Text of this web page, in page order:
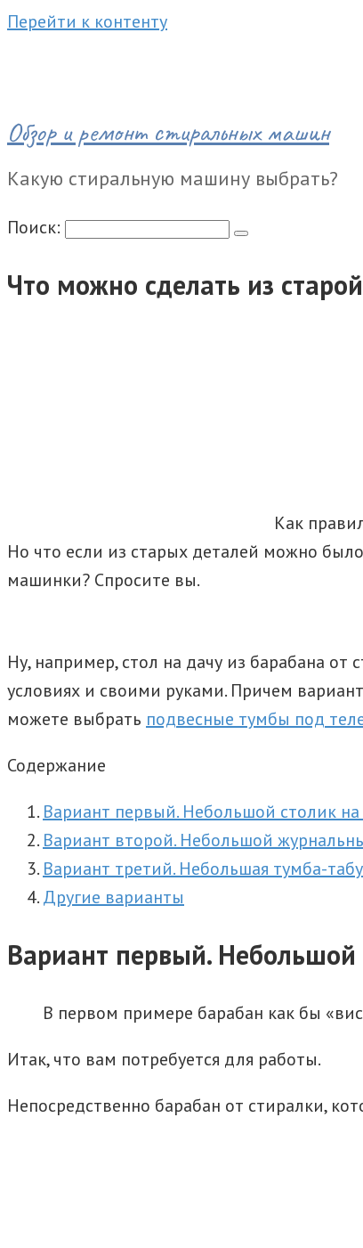
Перейти к контенту
Обзор и ремонт стиральных машин
Какую стиральную машину выбрать?
Поиск:
Что можно сделать из
Как
Но что если из старых деталей можно
машинки? Спросите вы.
Ну, например, стол на дачу из барабана
условиях и своими руками. Причем
можете выбрать подвесные тумбы под
Содержание
Вариант первый. Небольшой столик
Вариант второй. Небольшой
Вариант третий. Небольшая тумба-
Другие варианты
Вариант первый. Небольшой
В первом примере барабан как бы
Итак, что вам потребуется для работы.
Непосредственно барабан от стиралки,